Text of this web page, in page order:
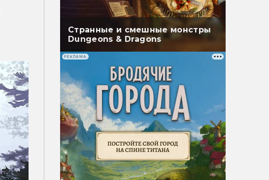
Странные и смешные монстры
Dungeons & Dragons
РЕКЛАМА